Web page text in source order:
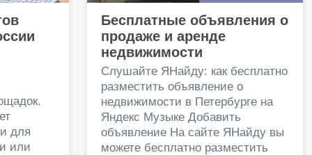
для
или
Бесплатные объявления о
продаже и аренде
недвижимости
Слушайте ЯНайду: как бесплатно
разместить объявление о
недвижимости в Петербурге на
Яндекс Музыке Добавить
объявление На сайте ЯНайду вы
можете бесплатно разместить